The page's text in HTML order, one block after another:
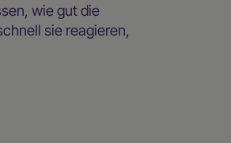
wie gut die
sie reagieren,